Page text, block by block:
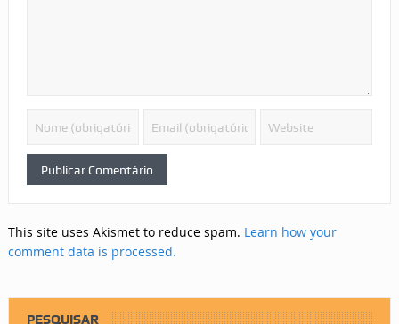
This site uses Akismet to reduce spam. Learn how your
comment data is processed.
PESQUISAR